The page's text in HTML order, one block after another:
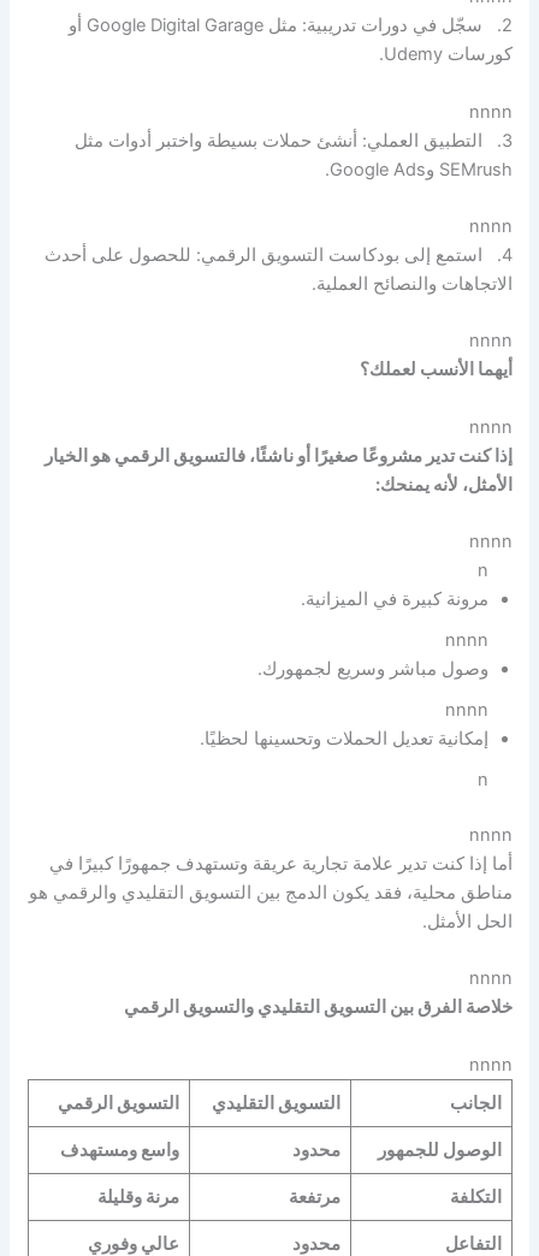
2. سجّل في دورات تدريبية: مثل Google Digital Garage أو
كورسات Udemy.
nnnn
3. التطبيق العملي: أنشئ حملات بسيطة واختبر أدوات مثل
SEMrush وGoogle Ads.
nnnn
4. استمع إلى بودكاست التسويق الرقمي: للحصول على أحدث
الاتجاهات والنصائح العملية.
nnnn
أيهما الأنسب لعملك؟
nnnn
إذا كنت تدير مشروعًا صغيرًا أو ناشئًا، فالتسويق الرقمي هو الخيار
الأمثل، لأنه يمنحك:
nnnn
n
مرونة كبيرة في الميزانية.
nnnn
وصول مباشر وسريع لجمهورك.
nnnn
إمكانية تعديل الحملات وتحسينها لحظيًا.
n
nnnn
أما إذا كنت تدير علامة تجارية عريقة وتستهدف جمهورًا كبيرًا في
مناطق محلية، فقد يكون الدمج بين التسويق التقليدي والرقمي هو
الحل الأمثل.
nnnn
خلاصة الفرق بين التسويق التقليدي والتسويق الرقمي
nnnn
الجانب
التسويق التقليدي التسويق الرقمي
الوصول للجمهور محدود واسع ومستهدف
التكلفة مرتفعة مرنة وقليلة
التفاعل محدود عالي وفوري